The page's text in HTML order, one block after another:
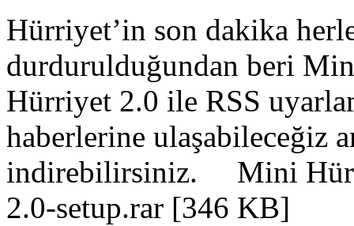
Hürriyet’in son dakika
durdurulduğundan beri
Hürriyet 2.0 ile RSS
haberlerine ulaşabileceğiz
indirebilirsiniz. Mini
2.0-setup.rar [346 KB]